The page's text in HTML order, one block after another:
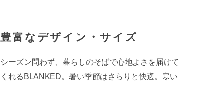
豊富なデザイン・サイズ
シーズン問わず、暮らしのそばで心地よさを届けて
くれるBLANKED。暑い季節はさらりと快適。寒い